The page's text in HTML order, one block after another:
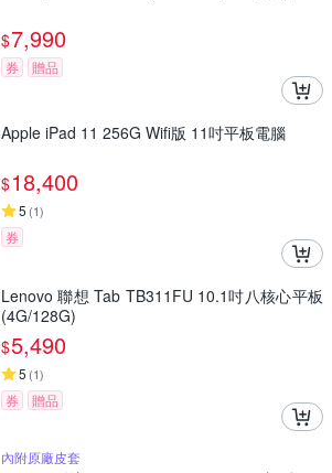
$7,990
券 贈品
Apple iPad 11 256G Wifi版 11吋平板電腦
$18,400
5 (1)
券
Lenovo 聯想 Tab TB311FU 10.1吋八核心平板
(4G/128G)
$5,490
5 (1)
券 贈品
內附原廠皮套